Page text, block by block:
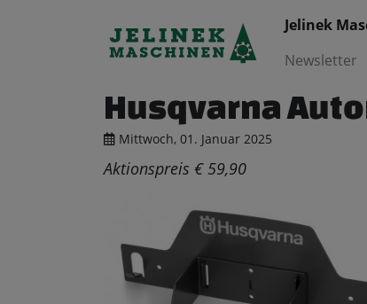
Jelinek
Newsletter
Husqvarna
Mittwoch, 01. Januar 2025
Aktionspreis € 59,90